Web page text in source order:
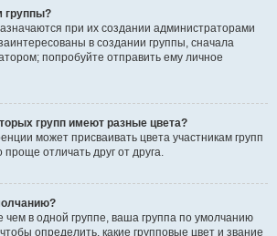
группы?
при их создании администраторами
в создании группы, сначала
попробуйте отправить ему личное
групп имеют разные цвета?
может присваивать цвета участникам групп
отличать друг от друга.
чем в одной группе, ваша группа по умолчанию
определить, какие групповые цвет и звание